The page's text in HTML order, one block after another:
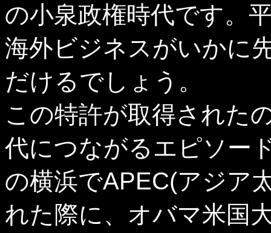
の小泉政権時代です。
海外ビジネスがいかに
だけるでしょう。
この特許が取得された
代につながるエピソー
の横浜でAPEC(アジア
れた際に、オバマ米国